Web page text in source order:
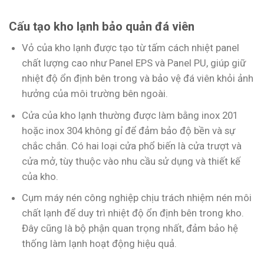
Cấu tạo kho lạnh bảo quản đá viên
Vỏ của kho lạnh được tạo từ tấm cách nhiệt panel
chất lượng cao như Panel EPS và Panel PU, giúp giữ
nhiệt độ ổn định bên trong và bảo vệ đá viên khỏi ảnh
hưởng của môi trường bên ngoài.
Cửa của kho lạnh thường được làm bằng inox 201
hoặc inox 304 không gỉ để đảm bảo độ bền và sự
chắc chắn. Có hai loại cửa phổ biến là cửa trượt và
cửa mở, tùy thuộc vào nhu cầu sử dụng và thiết kế
của kho.
Cụm máy nén công nghiệp chịu trách nhiệm nén môi
chất lạnh để duy trì nhiệt độ ổn định bên trong kho.
Đây cũng là bộ phận quan trọng nhất, đảm bảo hệ
thống làm lạnh hoạt động hiệu quả.